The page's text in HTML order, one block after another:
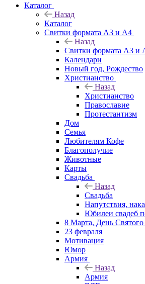
Каталог
Назад
Каталог
Свитки формата А3 и А4
Назад
Свитки формата А3 и
Календари
Новый год, Рождество
Христианство
Назад
Христианство
Православие
Протестантизм
Дом
Семья
Любителям Кофе
Благополучие
Животные
Карты
Свадьба
Назад
Свадьба
Напутствия,
Юбилеи свадеб
8 Марта, День
23 февраля
Мотивация
Юмор
Армия
Назад
Армия